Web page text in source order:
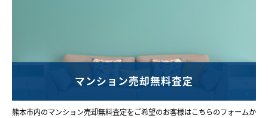
マンション売却無料査定
熊本市内のマンション売却無料査定をご希望のお客様はこちらのフォームか